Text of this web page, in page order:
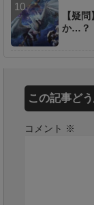
【疑
か…？
この記事ど
コメント ※